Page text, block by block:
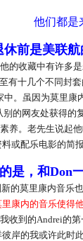
他们都是
前是美联
的收藏中有许多
有十几个不同封套
。虽因为莫里
的网友处获得
养。老先生说起
或配乐电影的简
，和Don
的莫里康内音乐
里康内的音乐使得
收到的Andrei的
岸的我或许此时